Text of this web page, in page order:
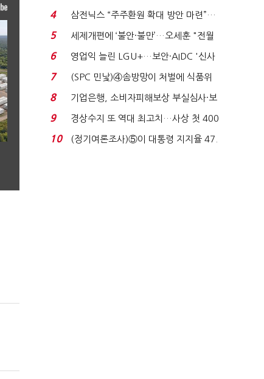
목…9월 ‘폴...
4
삼전닉스 “주주환원 확대 방안 마련”…
로이터에 성명...
5
세제개편에 ‘불안·불만’…오세훈 "전월
세 구하기 더 ...
6
영업익 늘린 LGU+…보안·AIDC '신사
업 드라이브'...
7
(SPC 민낯)④솜방망이 처벌에 식품위
생법 위반 반복...
8
기업은행, 소비자피해보상 부실심사·보
이스피싱 공시 ...
9
경상수지 또 역대 최고치…사상 첫 400
억달러에 '3% 성...
10
(정기여론조사)⑤이 대통령 지지율 47.